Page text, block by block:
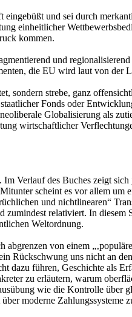
und sei durch
einheitlicher
kommen.
und
die EU wird laut von der
sondern strebe, ganz
Fonds oder
Globalisierung als
wirtschaftlicher
Verlauf des Buches zeigt
scheint es vor allem um
und nichtlinearen“
relativiert. In
Weltordnung.
von einem
Rückschwung uns nicht an
dazu führen, Geschichte als
zu erläutern, warum
wie die Kontrolle über
moderne